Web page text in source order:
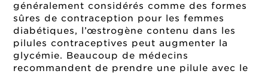
généralement considérés comme des formes
sûres de contraception pour les femmes
diabétiques, l’œstrogène contenu dans les
pilules contraceptives peut augmenter la
glycémie. Beaucoup de médecins
recommandent de prendre une pilule avec le